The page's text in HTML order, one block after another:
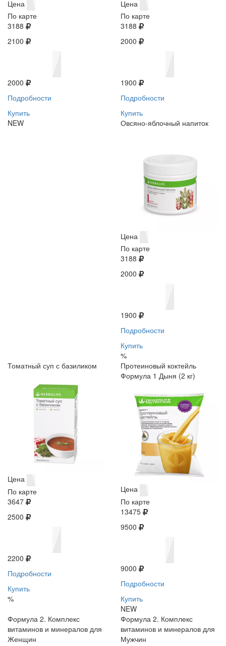
Цена
По карте
3188
2100
2000
Подробности
Купить
NEW
Цена
По карте
3188
2000
1900
Подробности
Купить
Овсяно-яблочный напиток
Цена
По карте
3188
2000
1900
Подробности
Купить
%
Томатный суп с базиликом
Цена
По карте
3647
2500
2200
Подробности
Купить
%
Протеиновый коктейль
Формула 1 Дыня (2 кг)
Цена
По карте
13475
9500
9000
Подробности
Купить
NEW
Формула 2. Комплекс
витаминов и минералов для
Женщин
Формула 2. Комплекс
витаминов и минералов для
Мужчин